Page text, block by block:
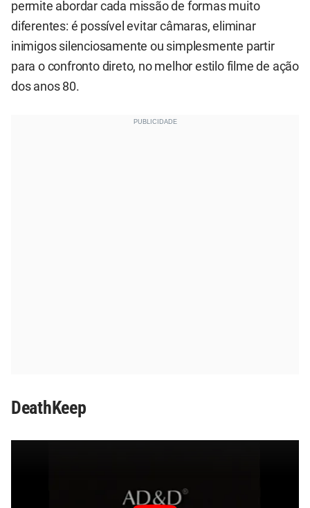
permite abordar cada missão de formas muito
diferentes: é possível evitar câmaras, eliminar
inimigos silenciosamente ou simplesmente partir
para o confronto direto, no melhor estilo filme de ação
dos anos 80.
DeathKeep